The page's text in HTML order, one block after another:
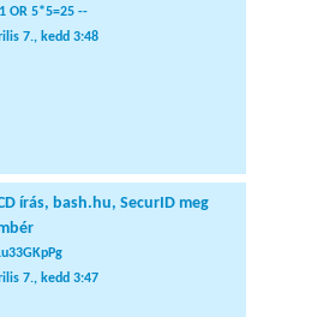
OR 5*5=25 --
7., kedd 3:48
írás, bash.hu, SecurID meg
7., kedd 3:47